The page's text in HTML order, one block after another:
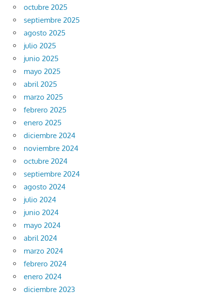
octubre 2025
septiembre 2025
agosto 2025
julio 2025
junio 2025
mayo 2025
abril 2025
marzo 2025
febrero 2025
enero 2025
diciembre 2024
noviembre 2024
octubre 2024
septiembre 2024
agosto 2024
julio 2024
junio 2024
mayo 2024
abril 2024
marzo 2024
febrero 2024
enero 2024
diciembre 2023